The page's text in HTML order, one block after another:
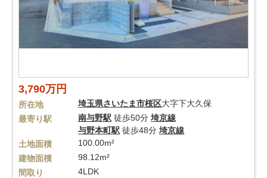
3,790万円
所在地 埼玉県さいたま市桜区大字下大久保
最寄り駅
南与野駅 徒歩50分 埼京線
与野本町駅 徒歩48分 埼京線
土地面積
100.00m²
建物面積
98.12m²
間取り
4LDK